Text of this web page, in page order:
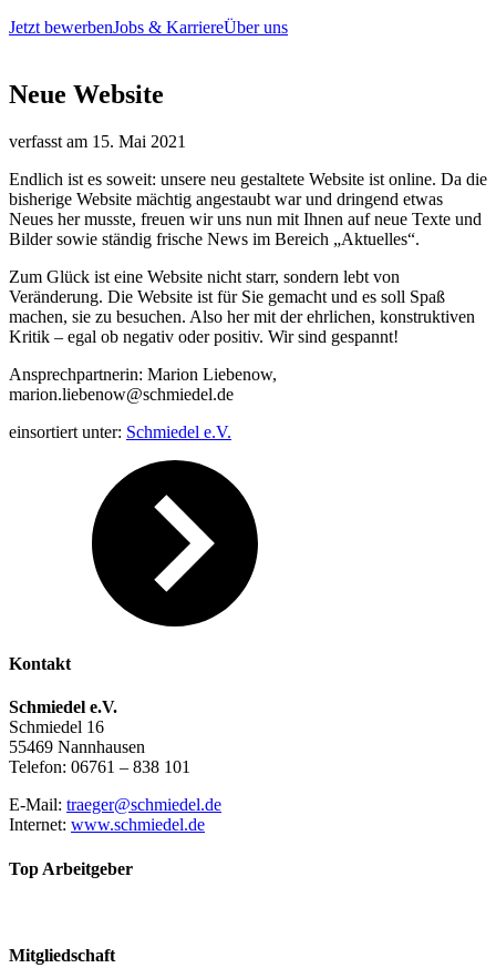
Jetzt bewerbenJobs & KarriereÜber uns
Neue Website
verfasst am 15. Mai 2021
Endlich ist es soweit: unsere neu gestaltete Website ist online. Da die
bisherige Website mächtig angestaubt war und dringend etwas
Neues her musste, freuen wir uns nun mit Ihnen auf neue Texte und
Bilder sowie ständig frische News im Bereich „Aktuelles“.
Zum Glück ist eine Website nicht starr, sondern lebt von
Veränderung. Die Website ist für Sie gemacht und es soll Spaß
machen, sie zu besuchen. Also her mit der ehrlichen, konstruktiven
Kritik – egal ob negativ oder positiv. Wir sind gespannt!
Ansprechpartnerin: Marion Liebenow,
marion.liebenow@schmiedel.de
einsortiert unter: Schmiedel e.V.
Kontakt
Schmiedel e.V.
Schmiedel 16
55469 Nannhausen
Telefon: 06761 – 838 101
E-Mail: traeger@schmiedel.de
Internet: www.schmiedel.de
Top Arbeitgeber
Mitgliedschaft